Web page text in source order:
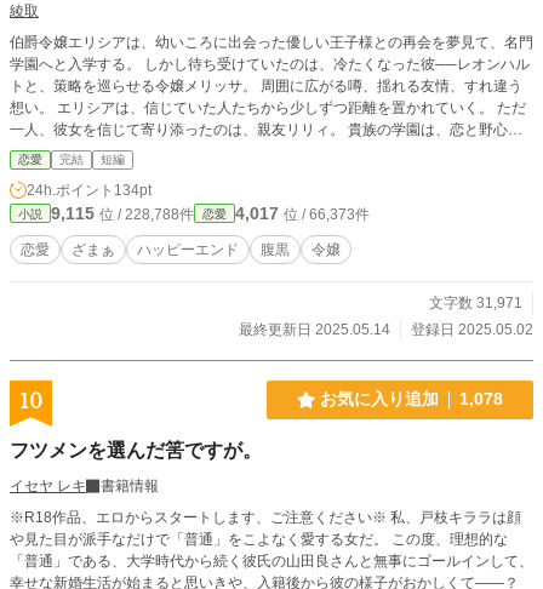
綾取
伯爵令嬢エリシアは、幼いころに出会った優しい王子様との再会を夢見て、名門
学園へと入学する。 しかし待ち受けていたのは、冷たくなった彼──レオンハル
トと、策略を巡らせる令嬢メリッサ。 周囲に広がる噂、揺れる友情、すれ違う
想い。 エリシアは、信じていた人たちから少しずつ距離を置かれていく。 ただ
一人、彼女を信じて寄り添ったのは、親友リリィ。 貴族の学園は、恋と野心が
交錯する舞台。 甘い言葉の裏に、罠と裏切りが潜んでいた。 奪われたのは心
か、未来か、それとも──名前のない毒。
恋愛 完結 短編
24h.ポイント 134pt
小説 9,115 位 / 228,788件 恋愛 4,017 位 / 66,373件
恋愛 ざまぁ ハッピーエンド 腹黒 令嬢
文字数 31,971
最終更新日 2025.05.14
登録日 2025.05.02
10 お気に入り追加 1,078
フツメンを選んだ筈ですが。
イセヤ レキ
書籍情報
※R18作品、エロからスタートします、ご注意ください※ 私、戸枝キララは顔
や見た目が派手なだけで「普通」をこよなく愛する女だ。 この度、理想的な
「普通」である、大学時代から続く彼氏の山田良さんと無事にゴールインして、
幸せな新婚生活が始まると思いきや、入籍後から彼の様子がおかしくて――？